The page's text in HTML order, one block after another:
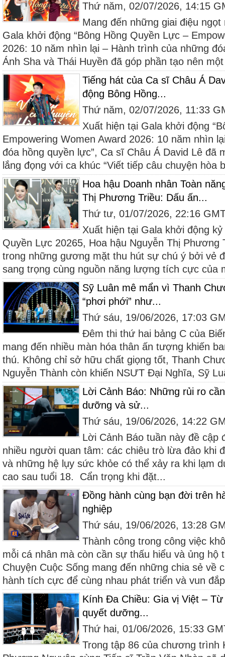
Thứ năm, 02/07/2026, 14:15
Mang đến những giai điệu
Gala khởi động “Bông Hồng Quyền Lực –
2026: 10 năm nhìn lại – Hành trình của những
Ánh Sha và Thái Huyền đã góp phần tạo nên
Tiếng hát của Ca sĩ Châu Á
động Bông Hồng...
Thứ năm, 02/07/2026, 11:33
Xuất hiện tại Gala khởi động
Empowering Women Award 2026: 10 năm nhìn
đóa hồng quyền lực”, Ca sĩ Châu Á David Lê đã
lắng đọng với ca khúc “Viết tiếp câu chuyện hòa
Hoa hậu Doanh nhân Toàn
Thị Phương Triều: Dấu ấn...
Thứ tư, 01/07/2026, 22:16
Xuất hiện tại Gala khởi động
Quyền Lực 20265, Hoa hậu Nguyễn Thị
trong những gương mặt thu hút sự chú ý bởi vẻ
sang trọng cùng nguồn năng lượng tích cực của
Sỹ Luân mê mẩn vì Thanh
“phơi phới” như...
Thứ sáu, 19/06/2026, 17:03
Đêm thi thứ hai bảng C của
mang đến nhiều màn hóa thân ấn tượng khiến
thú. Không chỉ sở hữu chất giọng tốt, Thanh
Nguyễn Thành còn khiến NSƯT Đại Nghĩa, Sỹ
Lời Cảnh Báo: Những rủi ro
dưỡng và sử...
Thứ sáu, 19/06/2026, 14:22
Lời Cảnh Báo tuần này đề cập
nhiều người quan tâm: các chiêu trò lừa đảo khi
và những hệ lụy sức khỏe có thể xảy ra khi lạm
cao sau tuổi 18. Cẩn trọng khi đặt...
Đồng hành cùng bạn đời trên
nghiệp
Thứ sáu, 19/06/2026, 13:28
Thành công trong công việc
mỗi cá nhân mà còn cần sự thấu hiểu và ủng
Chuyện Cuộc Sống mang đến những chia sẻ về
hành tích cực để cùng nhau phát triển và vun
Kính Đa Chiều: Gia vị Việt –
quyết dưỡng...
Thứ hai, 01/06/2026, 15:33
Trong tập 86 của chương trình